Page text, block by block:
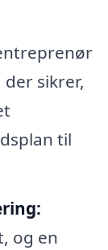
sikrer,
til
og en